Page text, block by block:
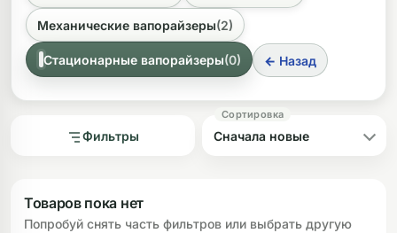
бонги
При выборе стоит обратить внимание на тип нагрева
(конвекционный или кондукционный), способ подачи
пара (через шланг или специальный баллон), а также
на материалы, из которых изготовлен прибор. Эти
удобство использования и долговечность вапорайзера.
Механические вапорайзеры(2)
Стационарные вапорайзеры(0) ← Назад
Фильтры
Товаров пока нет
Попробуй снять часть фильтров или выбрать другую